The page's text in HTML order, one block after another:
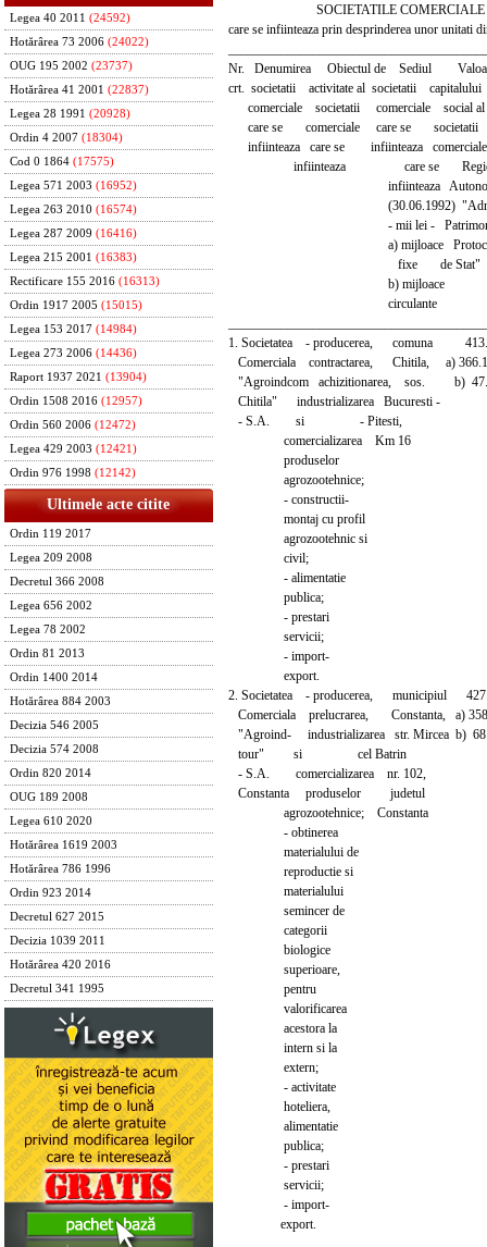
Legea 40 2011 (24592)
Hotărârea 73 2006 (24022)
OUG 195 2002 (23737)
Hotărârea 41 2001 (22837)
Legea 28 1991 (20928)
Ordin 4 2007 (18304)
Cod 0 1864 (17575)
Legea 571 2003 (16952)
Legea 263 2010 (16574)
Legea 287 2009 (16416)
Legea 215 2001 (16383)
Rectificare 155 2016 (16313)
Ordin 1917 2005 (15015)
Legea 153 2017 (14984)
Legea 273 2006 (14436)
Raport 1937 2021 (13904)
Ordin 1508 2016 (12957)
Ordin 560 2006 (12472)
Legea 429 2003 (12421)
Ordin 976 1998 (12142)
Ultimele acte citite
Ordin 119 2017
Legea 209 2008
Decretul 366 2008
Legea 656 2002
Legea 78 2002
Ordin 81 2013
Ordin 1400 2014
Hotărârea 884 2003
Decizia 546 2005
Decizia 574 2008
Ordin 820 2014
OUG 189 2008
Legea 610 2020
Hotărârea 1619 2003
Hotărârea 786 1996
Ordin 923 2014
Decretul 627 2015
Decizia 1039 2011
Hotărârea 420 2016
Decretul 341 1995
SOCIETATILE COMERCIALE
care se infiinteaza prin desprinderea unor unitati
Nr. Denumirea Obiectul de Sediul
crt. societatii activitate al societatii capitalului
comerciale societatii comerciale social
care se comerciale care se societatii
infiinteaza care se infiinteaza
infiinteaza care se
infiinteaza
(30.06.1992)
- mii lei -
a) mijloace
fixe de Stat"
b) mijloace
circulante
1. Societatea - producerea, comuna
Comerciala contractarea, Chitila, a)
"Agroindcom achizitionarea, sos. b)
Chitila" industrializarea Bucuresti -
- S.A. si - Pitesti,
comercializarea Km 16
produselor
agrozootehnice;
- constructii-
montaj cu profil
agrozootehnic si
civil;
- alimentatie
publica;
- prestari
servicii;
- import-
export.
2. Societatea - producerea, municipiul
Comerciala prelucrarea, Constanta, a)
"Agroind- industrializarea str. Mircea b)
tour" si cel Batrin
- S.A. comercializarea nr. 102,
Constanta produselor judetul
agrozootehnice; Constanta
- obtinerea
materialului de
reproductie si
materialului
semincer de
categorii
biologice
superioare,
pentru
valorificarea
acestora la
intern si la
extern;
- activitate
hoteliera,
alimentatie
publica;
- prestari
servicii;
- import-
export.